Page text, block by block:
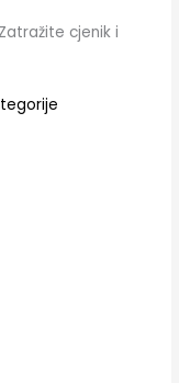
Zatražite cjenik i